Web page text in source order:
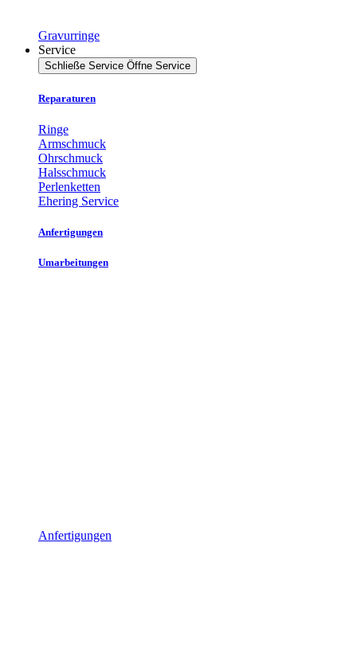
Gravurringe
Service
Schließe Service Öffne Service
Reparaturen
Ringe
Armschmuck
Ohrschmuck
Halsschmuck
Perlenketten
Ehering Service
Anfertigungen
Umarbeitungen
Anfertigungen